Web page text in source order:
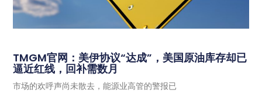
TMGM官网：美伊协议“达成”，美国原油库存却已
逼近红线，回补需数月
市场的欢呼声尚未散去，能源业高管的警报已